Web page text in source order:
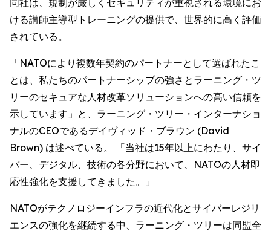
ける講師主導型トレーニングの提供で、世界的に高く評価
されている。
「NATOにより複数年契約のパートナーとして選ばれたこ
とは、私たちのパートナーシップの強さとラーニング・ツ
リーのセキュアな人材改革ソリューションへの高い信頼を
示しています」と、ラーニング・ツリー・インターナショ
ナルのCEOであるデイヴィッド・ブラウン (David
Brown) は述べている。 「当社は15年以上にわたり、サイ
バー、デジタル、技術の各分野において、NATOの人材即
応性強化を支援してきました。」
NATOがテクノロジーインフラの近代化とサイバーレジリ
エンスの強化を継続する中、ラーニング・ツリーは同盟全